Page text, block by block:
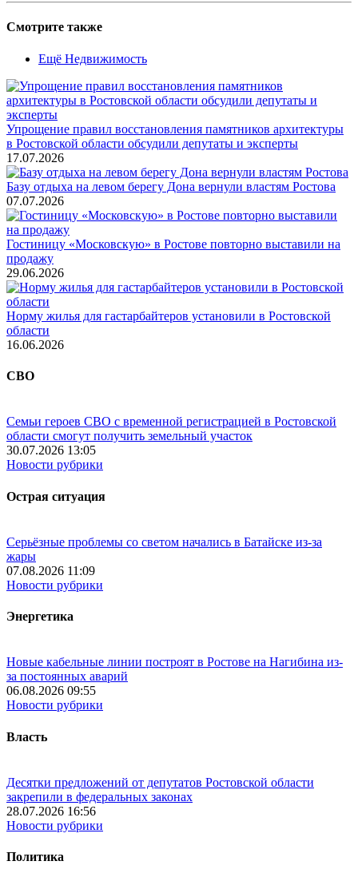
Смотрите также
Ещё Недвижимость
Упрощение правил восстановления памятников архитектуры
в Ростовской области обсудили депутаты и эксперты
17.07.2026
Базу отдыха на левом берегу Дона вернули властям Ростова
07.07.2026
Гостиницу «Московскую» в Ростове повторно выставили на
продажу
29.06.2026
Норму жилья для гастарбайтеров установили в Ростовской
области
16.06.2026
СВО
Семьи героев СВО с временной регистрацией в Ростовской
области смогут получить земельный участок
30.07.2026 13:05
Новости рубрики
Острая ситуация
Серьёзные проблемы со светом начались в Батайске из-за
жары
07.08.2026 11:09
Новости рубрики
Энергетика
Новые кабельные линии построят в Ростове на Нагибина из-
за постоянных аварий
06.08.2026 09:55
Новости рубрики
Власть
Десятки предложений от депутатов Ростовской области
закрепили в федеральных законах
28.07.2026 16:56
Новости рубрики
Политика